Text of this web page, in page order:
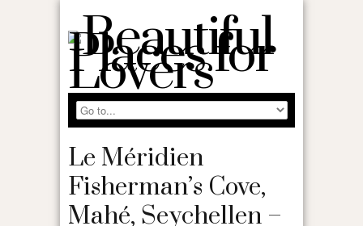
Le Méridien
Fisherman’s Cove,
Mahé, Seychellen –